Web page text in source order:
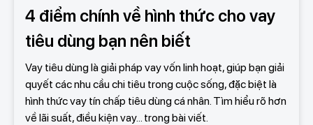
4 điểm chính về hình thức cho vay
tiêu dùng bạn nên biết
Vay tiêu dùng là giải pháp vay vốn linh hoạt, giúp bạn giải
quyết các nhu cầu chi tiêu trong cuộc sống, đặc biệt là
hình thức vay tín chấp tiêu dùng cá nhân. Tìm hiểu rõ hơn
về lãi suất, điều kiện vay... trong bài viết.